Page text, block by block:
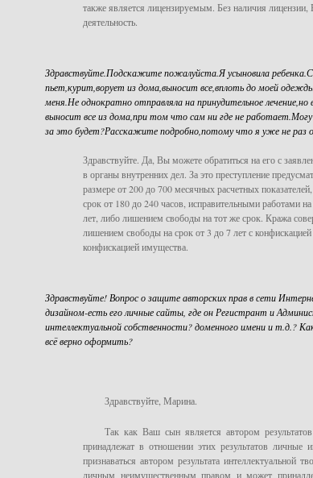
также является лицензируемым. Без наличия
деятельность.
Здравствуйте.Подскажите пожалуйста.Я усыновила
пьет,курит,ворует из дома,выносит все,вплоть до моей
меня.Не однократно отправляла на принудительное
выносит все из дома,при том что сам ни где не
за это будет?Расскажите подробно,потому что я уже не раз
Здравствуйте. Да, Вы можете обратиться на его с
в органы внутренних дел. За это преступление
размере от 200 до 700 месячных расчетных
срок от 180 до 240 часов, исправительными работами
лет, либо лишением свободы на тот же срок. Кража
лишением свободы на срок от 3 до 7 лет с
конфискацией имущества.
Здравствуйте! Вопрос о защите авторских прав в сети
дизайном-есть его личные сайты, где он Регистрант и
интеллектуальной собственности? доменного имени и т.д.?
всё верно оформить?
Здравствуйте, Марина.
Так как Ваш сын является автором результатов
принадлежат в отношении этих результатов
признаваться автором результата интеллектуальной
личным неимущественным правом и может